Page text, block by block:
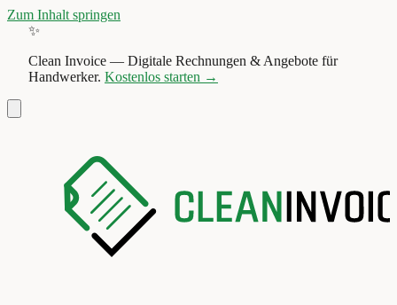
Zum Inhalt springen
✨
Clean Invoice — Digitale Rechnungen & Angebote für
Handwerker. Kostenlos starten →